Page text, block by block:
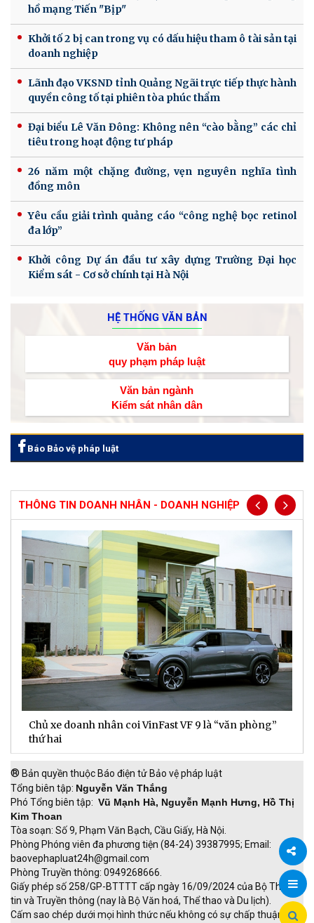
Chia
hồ mạng Tiến "Bịp"
Khởi tố 2 bị can trong vụ có dấu hiệu tham ô tài sản tại
doanh nghiệp
Lãnh đạo VKSND tỉnh Quảng Ngãi trực tiếp thực hành
quyền công tố tại phiên tòa phúc thẩm
Đại biểu Lê Văn Đông: Không nên “cào bằng” các chỉ
tiêu trong hoạt động tư pháp
26 năm một chặng đường, vẹn nguyên nghĩa tình
đồng môn
Yêu cầu giải trình quảng cáo “công nghệ bọc retinol
đa lớp”
Khởi công Dự án đầu tư xây dựng Trường Đại học
Kiểm sát - Cơ sở chính tại Hà Nội
HỆ THỐNG VĂN BẢN
Văn bản
quy phạm pháp luật
Văn bản ngành
Kiểm sát nhân dân
Báo Bảo vệ pháp luật
THÔNG TIN DOANH NHÂN - DOANH NGHIỆP
Chủ xe doanh nhân coi VinFast VF 9 là “văn phòng”
thứ hai
® Bản quyền thuộc Báo điện tử Bảo vệ pháp luật
Tổng biên tập: Nguyễn Văn Thắng
Phó Tổng biên tập: Vũ Mạnh Hà, Nguyễn Mạnh Hưng, Hồ Thị
Kim Thoan
Tòa soạn: Số 9, Phạm Văn Bạch, Cầu Giấy, Hà Nội.
Phòng Phóng viên đa phương tiện (84-24) 39387995; Email:
baovephapluat24h@gmail.com
Phòng Truyền thông: 0949268666.
Giấy phép số 258/GP-BTTTT cấp ngày 16/09/2024 của Bộ Thông
tin và Truyền thông (nay là Bộ Văn hoá, Thể thao và Du lịch).
Cấm sao chép dưới mọi hình thức nếu không có sự chấp thuận